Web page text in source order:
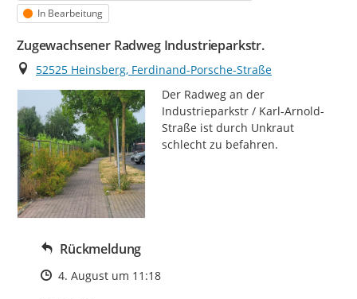
Status
In Bearbeitung
Zugewachsener Radweg Industrieparkstr.
Ort
52525 Heinsberg, Ferdinand-Porsche-Straße
Der Radweg an der
Industrieparkstr / Karl-Arnold-
Straße ist durch Unkraut
schlecht zu befahren.
Rückmeldung
Zeitpunkt des Erstellens
4. August um 11:18